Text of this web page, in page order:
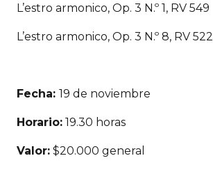
L’estro armonico, Op. 3 N.º 1, RV 549
L’estro armonico, Op. 3 N.º 8, RV 522
Fecha: 19 de noviembre
Horario: 19.30 horas
Valor: $20.000 general